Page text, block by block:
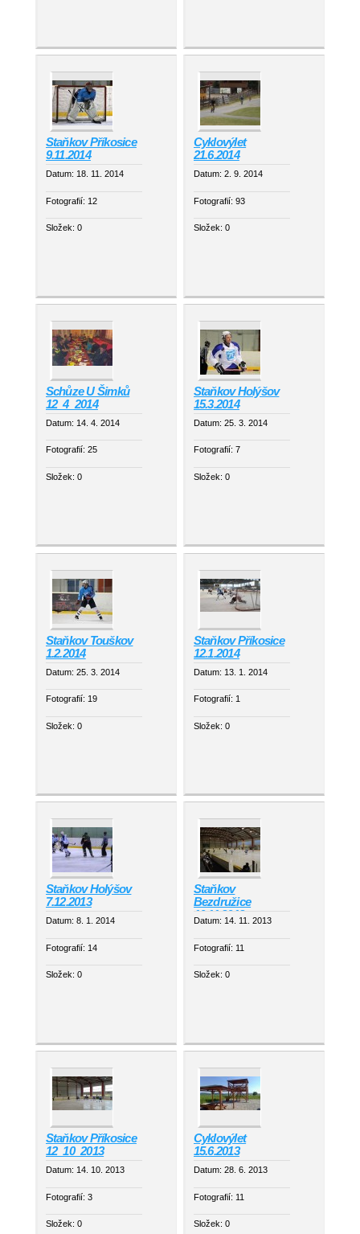
Staňkov Příkosice
9.11.2014
Datum: 18. 11. 2014
Fotografií: 12
Složek: 0
Cyklovýlet
21.6.2014
Datum: 2. 9. 2014
Fotografií: 93
Složek: 0
Schůze U Šimků
12_4_2014
Datum: 14. 4. 2014
Fotografií: 25
Složek: 0
Staňkov Holýšov
15.3.2014
Datum: 25. 3. 2014
Fotografií: 7
Složek: 0
Staňkov Touškov
1.2.2014
Datum: 25. 3. 2014
Fotografií: 19
Složek: 0
Staňkov Příkosice
12.1.2014
Datum: 13. 1. 2014
Fotografií: 1
Složek: 0
Staňkov Holýšov
7.12.2013
Datum: 8. 1. 2014
Fotografií: 14
Složek: 0
Staňkov
Bezdružice
10.11.2013
Datum: 14. 11. 2013
Fotografií: 11
Složek: 0
Staňkov Příkosice
12_10_2013
Datum: 14. 10. 2013
Fotografií: 3
Složek: 0
Cyklovýlet
15.6.2013
Datum: 28. 6. 2013
Fotografií: 11
Složek: 0